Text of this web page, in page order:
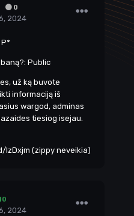
0
2024
Public
už ką buvote
informaciją iš
wargod, adminas
tiesiog isejau.
lzDxjm (zippy neveikia)
2024